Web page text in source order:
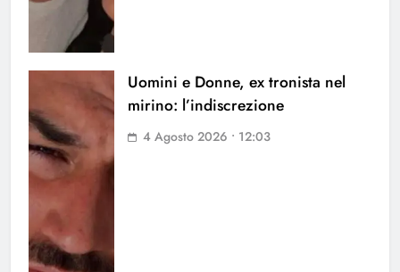
Uomini e Donne, ex tronista nel
mirino: l’indiscrezione
4 Agosto 2026 • 12:03